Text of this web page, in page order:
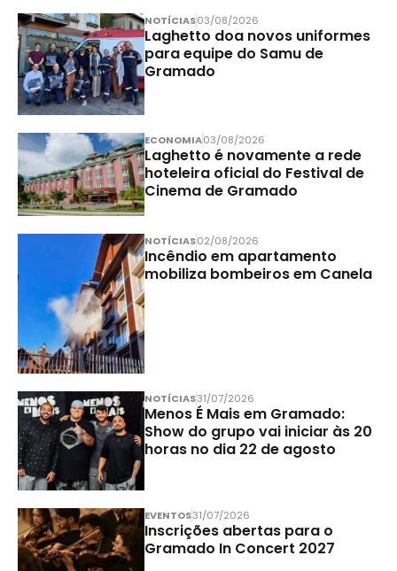
NOTÍCIAS03/08/2026
Laghetto doa novos uniformes
para equipe do Samu de
Gramado
ECONOMIA03/08/2026
Laghetto é novamente a rede
hoteleira oficial do Festival de
Cinema de Gramado
NOTÍCIAS02/08/2026
Incêndio em apartamento
mobiliza bombeiros em Canela
NOTÍCIAS31/07/2026
Menos É Mais em Gramado:
Show do grupo vai iniciar às 20
horas no dia 22 de agosto
EVENTOS31/07/2026
Inscrições abertas para o
Gramado In Concert 2027